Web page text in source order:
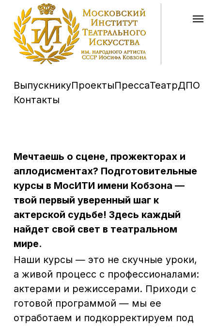
ВыпускникуПроекты ПрессаТеатрДПО
актерской судьбе! Здесь каждый
найдет свой свет в театральном
мире.
Наши курсы — это не скучные уроки,
а живой процесс с профессионалами:
актерами и режиссерами. Приходи с
готовой программой — мы ее
отработаем и подкорректируем под
твои сильные стороны, подберём
стихи, басни и прозаические
произведения разных жанров, а для
вокала — мелодичные песни с
узнаваемой мелодией. Также уделим
вниманиепластической подготовке.
Группы формируем без жестких
требований: разные возрасты и
уровни.